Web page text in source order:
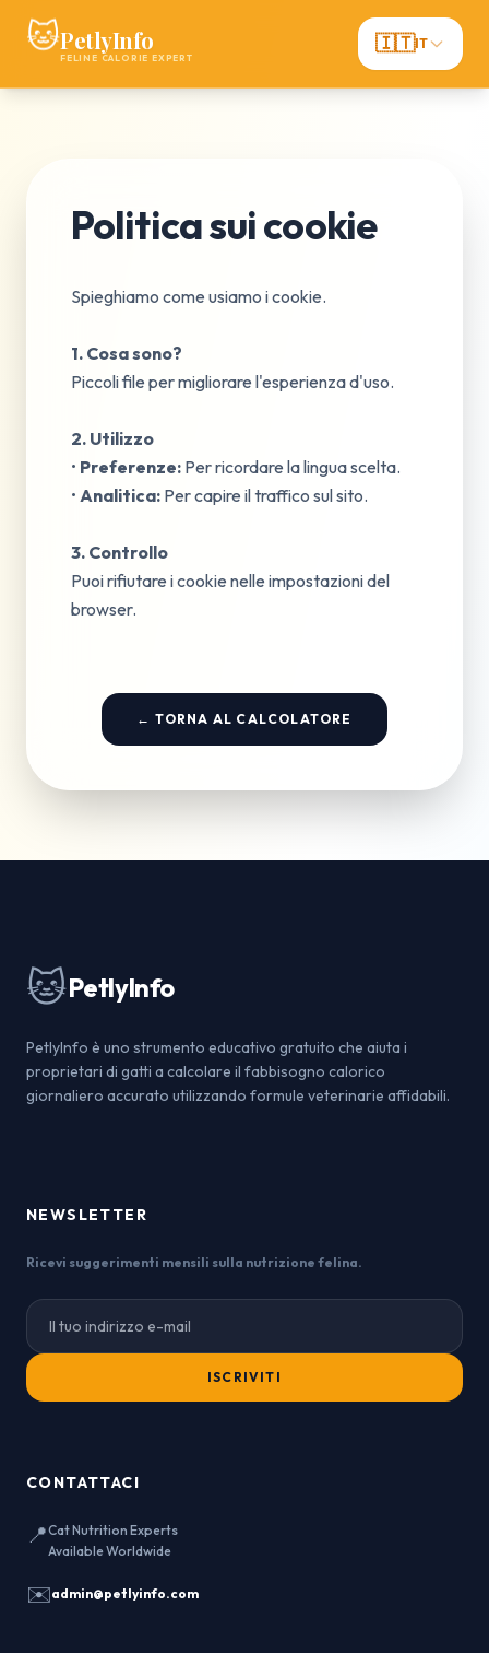
🐱PetlyInfo
FELINE CALORIE EXPERT
🇮🇹IT
Politica sui cookie
Spieghiamo come usiamo i cookie.
1. Cosa sono?
Piccoli file per migliorare l'esperienza d'uso.
2. Utilizzo
• Preferenze: Per ricordare la lingua scelta.
• Analitica: Per capire il traffico sul sito.
3. Controllo
Puoi rifiutare i cookie nelle impostazioni del
browser.
← TORNA AL CALCOLATORE
🐱PetlyInfo
PetlyInfo è uno strumento educativo gratuito che aiuta i
proprietari di gatti a calcolare il fabbisogno calorico
giornaliero accurato utilizzando formule veterinarie affidabili.
NEWSLETTER
Ricevi suggerimenti mensili sulla nutrizione felina.
ISCRIVITI
CONTATTACI
📍Cat Nutrition Experts
Available Worldwide
✉️admin@petlyinfo.com